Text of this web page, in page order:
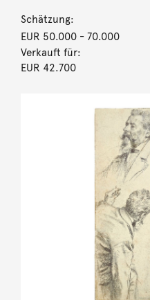
Schätzung:
EUR 50.000- 70.000
Verkauft für:
EUR 42.700